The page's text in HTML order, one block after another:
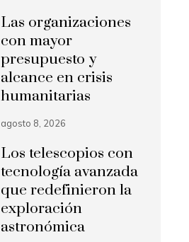
Las organizaciones
con mayor
presupuesto y
alcance en crisis
humanitarias
agosto 8, 2026
Los telescopios con
tecnología avanzada
que redefinieron la
exploración
astronómica